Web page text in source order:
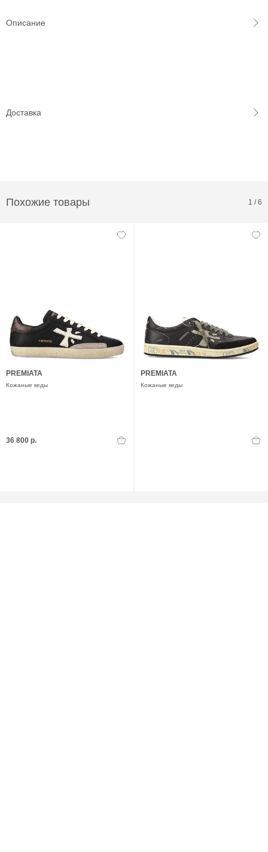
Описание
Доставка
Похожие товары 1 /6
PREMIATA
Кожаные кеды
36 800 р.
PREMIATA
Кожаные кеды